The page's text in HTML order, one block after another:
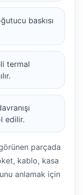
baskısı
termal
edilir.
parçada
kablo, kasa
anlamak için